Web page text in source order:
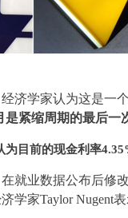
经济学家认为这是一
是紧缩周期的最后一
目前的现金利率
在就业数据公布后修
学家Taylor Nugent